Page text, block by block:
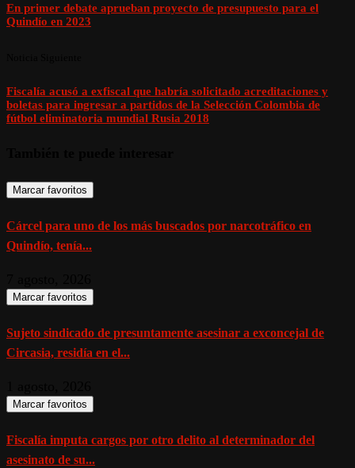
En primer debate aprueban proyecto de presupuesto para el
Quindío en 2023
Fiscalía acusó a exfiscal que habría solicitado acreditaciones y
boletas para ingresar a partidos de la Selección Colombia de
fútbol eliminatoria mundial Rusia 2018
Marcar favoritos
Cárcel para uno de los más buscados por narcotráfico en
Quindío, tenía...
Marcar favoritos
Sujeto sindicado de presuntamente asesinar a exconcejal de
Circasia, residía en el...
Marcar favoritos
Fiscalía imputa cargos por otro delito al determinador del
asesinato de su...